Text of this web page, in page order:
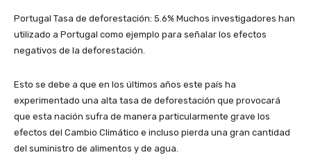
Portugal Tasa de deforestación: 5.6% Muchos investigadores han
utilizado a Portugal como ejemplo para señalar los efectos
negativos de la deforestación.
Esto se debe a que en los últimos años este país ha
experimentado una alta tasa de deforestación que provocará
que esta nación sufra de manera particularmente grave los
efectos del Cambio Climático e incluso pierda una gran cantidad
del suministro de alimentos y de agua.